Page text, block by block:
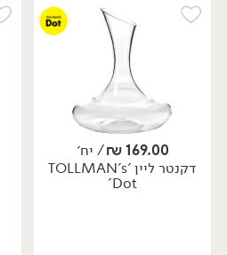
מארז
169.00
₪/ יח׳
דקנטר ליין 'TOLLMAN's
Dot'